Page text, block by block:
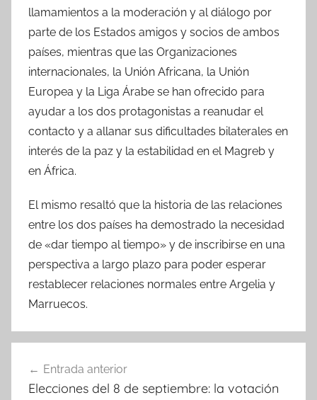
llamamientos a la moderación y al diálogo por
parte de los Estados amigos y socios de ambos
países, mientras que las Organizaciones
internacionales, la Unión Africana, la Unión
Europea y la Liga Árabe se han ofrecido para
ayudar a los dos protagonistas a reanudar el
contacto y a allanar sus dificultades bilaterales en
interés de la paz y la estabilidad en el Magreb y
en África.
El mismo resaltó que la historia de las relaciones
entre los dos países ha demostrado la necesidad
de «dar tiempo al tiempo» y de inscribirse en una
perspectiva a largo plazo para poder esperar
restablecer relaciones normales entre Argelia y
Marruecos.
de
Entrada anterior
Elecciones del 8 de septiembre: la votación